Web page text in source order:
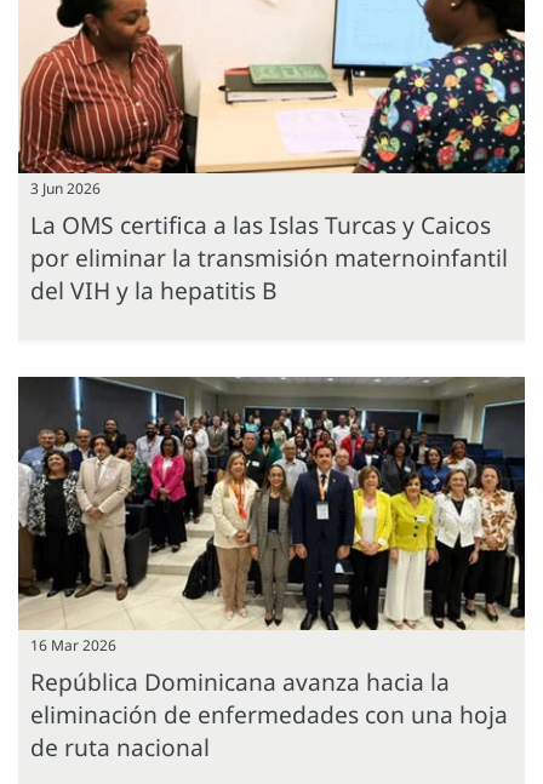
3 Jun 2026
La OMS certifica a las Islas Turcas y Caicos
por eliminar la transmisión maternoinfantil
del VIH y la hepatitis B
16 Mar 2026
República Dominicana avanza hacia la
eliminación de enfermedades con una hoja
de ruta nacional